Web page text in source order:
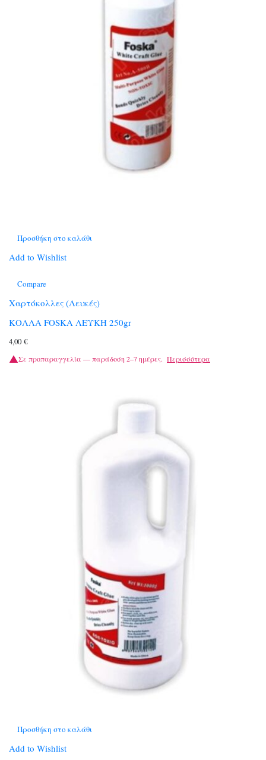
Προσθήκη στο καλάθι
Add to Wishlist
Compare
Χαρτόκολλες (Λευκές)
ΚΟΛΛΑ FOSKA ΛΕΥΚΗ 250gr
4,00 €
Σε προπαραγγελία — παράδοση 2–7 ημέρες. Περισσότερα
Προσθήκη στο καλάθι
Add to Wishlist